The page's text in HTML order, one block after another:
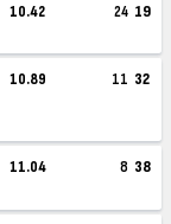
10.42 24 19
10.89 11 32
11.04 8 38